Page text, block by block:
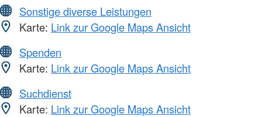
Sonstige diverse Leistungen
Karte: Link zur Google Maps Ansicht
Spenden
Karte: Link zur Google Maps Ansicht
Suchdienst
Karte: Link zur Google Maps Ansicht